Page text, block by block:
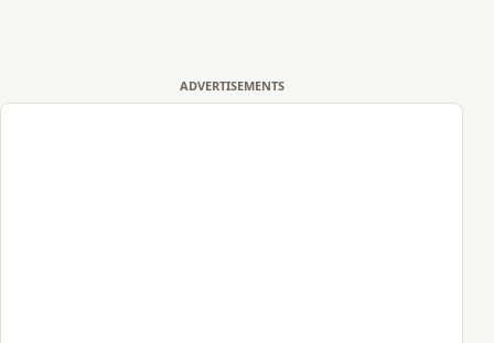
ADVERTISEMENTS